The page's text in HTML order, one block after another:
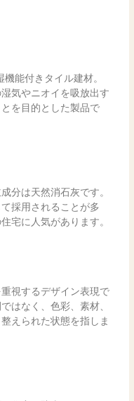
能付きタイル建材。
気やニオイを吸放出す
を目的とした製品で
分は天然消石灰です。
採用されることが多
宅に人気があります。
視するデザイン表現で
はなく、色彩、素材、
えられた状態を指しま